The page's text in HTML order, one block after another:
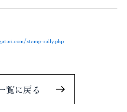
stamp-rally.php
覧に戻る